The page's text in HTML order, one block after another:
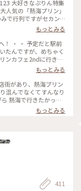
大好きなぷりん特集
で行列ですがセカン
す✨桶がテーブル代わ
り付け🤍カバが生クリ
てもどうしてカバなの
まだバズり中 #カバ #
先のぷりん最高すぎる
もっとみる
！ ・ ・ 予定だと駅前
たんですが、めちゃく
ンカフェ2ndに行きま
っていたり、狭いです
ラストがカバや温泉イ
プリンはテイクアウ
いただきました。 ソフ
な？食感があってよか
て、甘くてとっても美
海プリンカフェ #熱海
もっとみる
街があり、熱海プリン
混んでなくてすんなり
熱海で行きたかった
いです
もっとみる
411